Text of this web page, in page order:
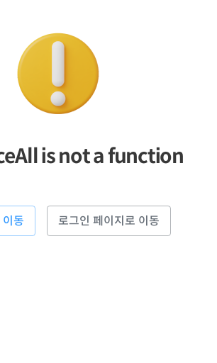
is not a function
동 로그인 페이지로 이동